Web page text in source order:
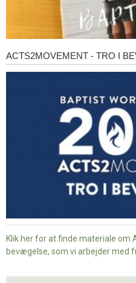
Acts2Movement
-
ACTS2MOVEMENT - TRO I
Klik her for at finde materiale om
bevægelse, som vi arbejder med